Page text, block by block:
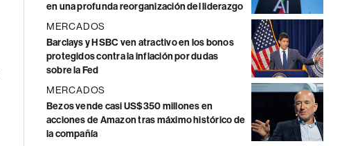
en una profunda reorganización del liderazgo
MERCADOS
Barclays y HSBC ven atractivo en los bonos
protegidos contra la inflación por dudas
sobre la Fed
MERCADOS
Bezos vende casi US$350 millones en
acciones de Amazon tras máximo histórico de
la compañía